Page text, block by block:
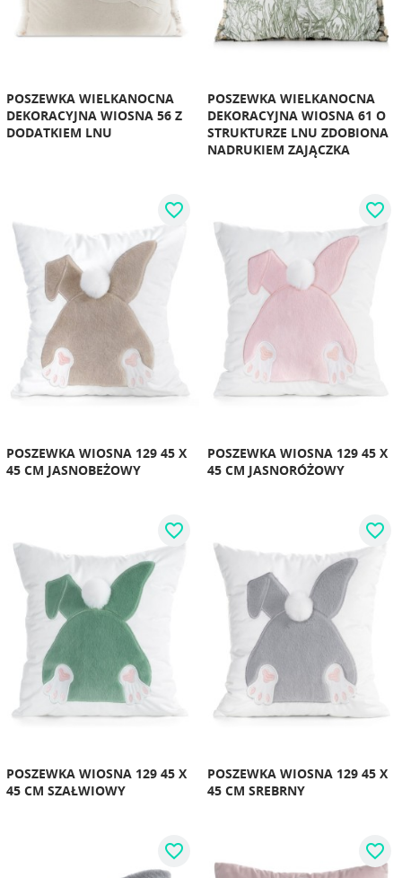
POSZEWKA WIELKANOCNA
DEKORACYJNA WIOSNA 56 Z
DODATKIEM LNU
POSZEWKA WIELKANOCNA
DEKORACYJNA WIOSNA 61 O
STRUKTURZE LNU ZDOBIONA
NADRUKIEM ZAJĄCZKA
POSZEWKA WIOSNA 129 45 X
45 CM JASNOBEŻOWY
favorite_border
POSZEWKA WIOSNA 129 45 X
45 CM JASNORÓŻOWY
favorite_border
POSZEWKA WIOSNA 129 45 X
45 CM SZAŁWIOWY
favorite_border
POSZEWKA WIOSNA 129 45 X
45 CM SREBRNY
favorite_border
favorite_border favorite_border